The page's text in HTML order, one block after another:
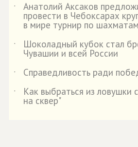
˙
Анатолий Аксаков
провести в Чебоксарах
в мире турнир по шахматам
˙
Шоколадный кубок стал
Чувашии и всей России
˙
Справедливость ради
˙
Как выбраться из ловушки
на сквер"